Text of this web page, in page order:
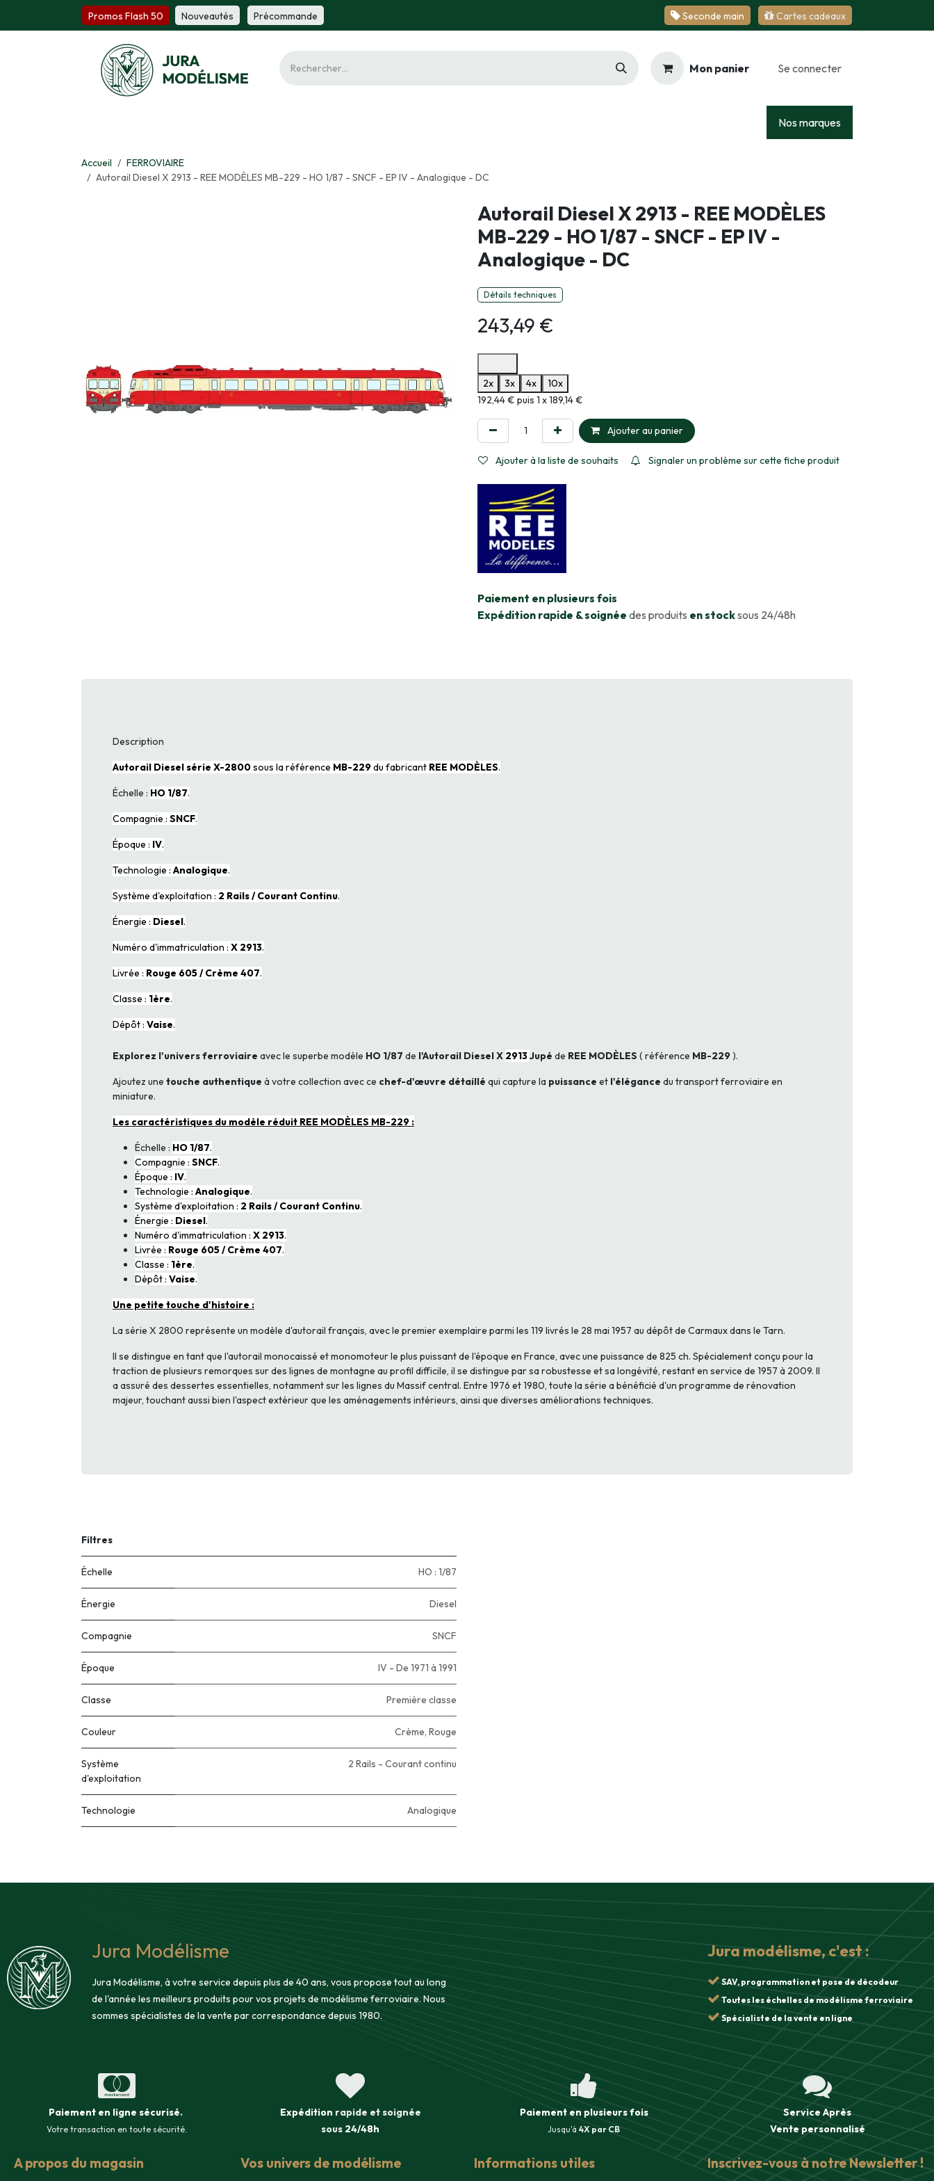
Se rendre au contenu
Promos Flash 50 Nou​​v​​ea​​utés Précomm​​a​​nde Se​​​​conde ​​​​m​​a​​in Cartes cadeaux
Mon panier Se connecter
Nos marques
Accueil
FERROVIAIRE
Autorail Diesel X 2913 - REE MODÈLES MB-229 - HO 1/87 - SNCF - EP IV - Analogique - DC
Autorail Diesel X 2913 - REE MODÈLES
MB-229 - HO 1/87 - SNCF - EP IV -
Analogique - DC
Détails techniques
243,49 €
2x
3x 4x
10x
Informations sur le plan de paiement sélectionné
192,44 € puis 1 x 189,14 €
Ajouter au panier
Ajouter à la liste de souhaits Signaler un problème sur cette fiche produit
​Paiement en plusieurs fois
Expédition rapide & soignée des produits en stocksous 24/48h
Description
Autorail Diesel série X-2800sous la référence MB-229du fabricant REE MODÈLES.
Échelle : HO 1/87.
Compagnie : SNCF.
Époque : IV.
Technologie : Analogique.
Système d'exploitation : 2 Rails / Courant Continu.
Énergie : Diesel.
Numéro d'immatriculation : X 2913.
Livrée : Rouge 605 / Crème 407.
Classe : 1ère.
Dépôt : Vaise.
Explorez l'univers ferroviaire avec le superbe modèle HO 1/87 de l'Autorail Diesel X 2913Jupé de REE MODÈLES ( référence MB-229 ).
Ajoutez une touche authentique à votre collection avec ce chef-d'œuvre détaillé qui capture la puissance et l'élégance du transport ferroviaire en
miniature.
Les caractéristiques du modèle réduit REE MODÈLES MB-229 :
Échelle : HO 1/87.
Compagnie : SNCF.
Époque : IV.
Technologie : Analogique.
Système d'exploitation : 2 Rails / Courant Continu.
Énergie : Diesel.
Numéro d'immatriculation : X 2913.
Livrée : Rouge 605 / Crème 407.
Classe : 1ère.
Dépôt : Vaise.
Une petite touche d'histoire :
La série X 2800 représente un modèle d'autorail français, avec le premier exemplaire parmi les 119 livrés le 28 mai 1957 au dépôt de Carmaux dans le Tarn.
Il se distingue en tant que l'autorail monocaissé et monomoteur le plus puissant de l'époque en France, avec une puissance de 825 ch. Spécialement conçu pour la
traction de plusieurs remorques sur des lignes de montagne au profil difficile, il se distingue par sa robustesse et sa longévité, restant en service de 1957 à 2009. Il
a assuré des dessertes essentielles, notamment sur les lignes du Massif central. Entre 1976 et 1980, toute la série a bénéficié d'un programme de rénovation
majeur, touchant aussi bien l'aspect extérieur que les aménagements intérieurs, ainsi que diverses améliorations techniques.
Filtres
Échelle HO : 1/87
Énergie Diesel
Compagnie SNCF
Époque IV - De 1971 à 1991
Classe Première classe
Couleur Crème, Rouge
Système
d'exploitation
2 Rails - Courant continu
Technologie Analogique
Jura Modélisme
Jura Modélisme, à votre service depuis plus de 40 ans, vous propose tout au long
de l'année les meilleurs produits pour vos projets de modélisme ferroviaire. Nous
sommes spécialistes de la vente par correspondance depuis 1980.
Paiement en ligne sécurisé.
Votre transaction en toute sécurité.
Expédition rapide et soignée
sous 24/48h
Paiement en plusieurs fois
Jusqu'à 4X par CB
Service Après
Ventepersonnalisé
A propos du magasin Vos univers de modélisme Informations utiles Inscrivez-vous à notre Newsletter !
Jura modélisme, c'est :
SAV, programmation et pose de décodeur
Toutes les échelles de modélisme ferroviaire
Spécialiste de la vente en ligne